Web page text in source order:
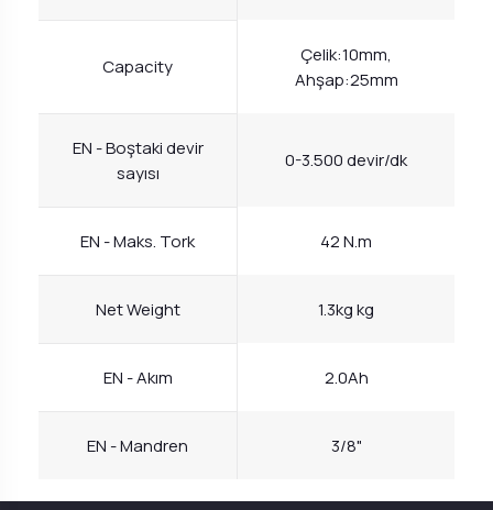
Capacity
Çelik:10mm,
Ahşap:25mm
EN - Boştaki devir
sayısı
0-3.500 devir/dk
EN - Maks. Tork 42 N.m
Net Weight 1.3kg kg
EN - Akım 2.0Ah
EN - Mandren 3/8"